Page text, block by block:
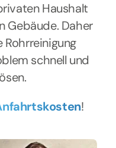
Haushalt
Gebäude. Daher
Rohrreinigung
schnell und
!